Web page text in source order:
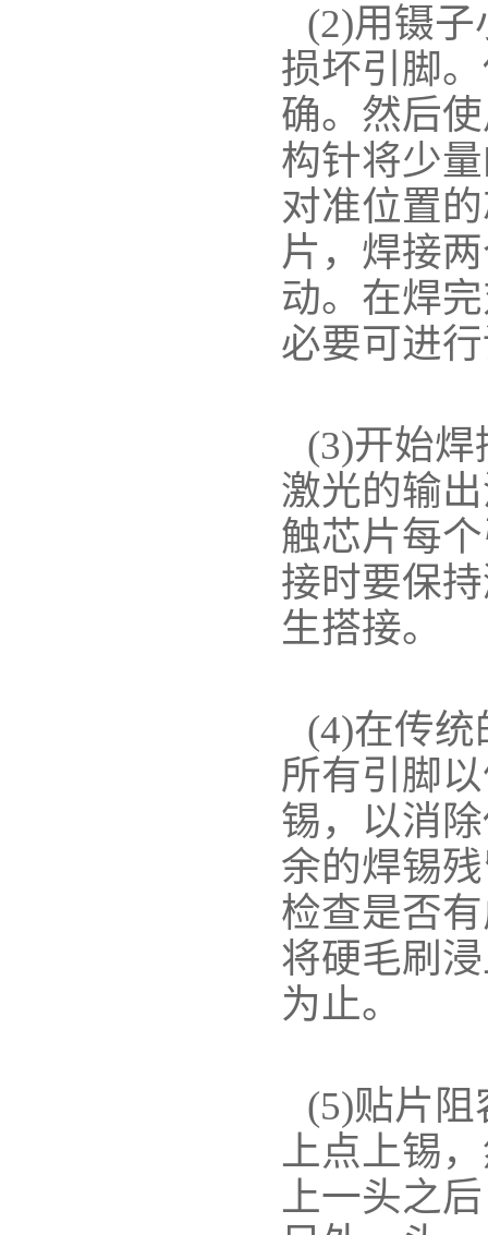
(2)用镊子
损坏引脚
确。然后
构针将少
对准位置
片，焊接
动。在焊
必要可进
(3)开始
激光的输
触芯片每
接时要保
生搭接。
(4)在传
所有引脚
锡，以消
余的焊锡
检查是否
将硬毛刷
为止。
(5)贴片
上点上锡
上一头之